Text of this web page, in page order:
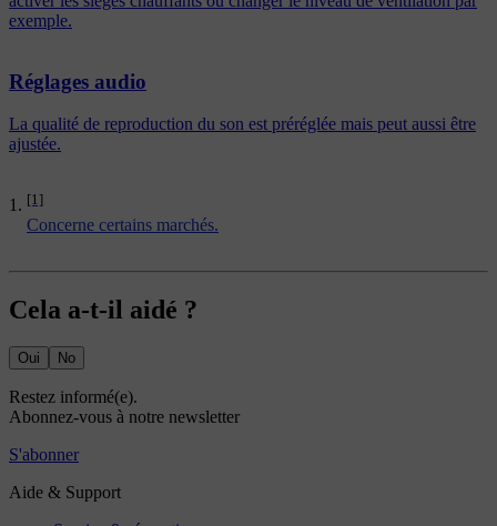
[1]
Concerne certains marchés.
exemple.
Réglages audio
La qualité de reproduction du son est préréglée mais peut aussi être
ajustée.
Cela a-t-il aidé ?
Oui No